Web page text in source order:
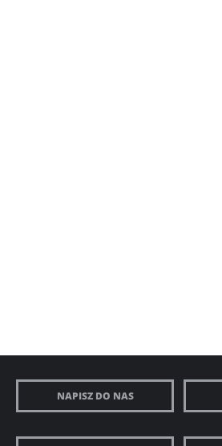
NAPISZ DO NAS